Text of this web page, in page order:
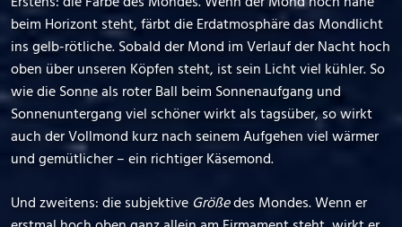
beim Horizont steht, färbt die Erdatmosphäre das Mondlicht
ins gelb-rötliche. Sobald der Mond im Verlauf der Nacht hoch
oben über unseren Köpfen steht, ist sein Licht viel kühler. So
wie die Sonne als roter Ball beim Sonnenaufgang und
Sonnenuntergang viel schöner wirkt als tagsüber, so wirkt
auch der Vollmond kurz nach seinem Aufgehen viel wärmer
und gemütlicher – ein richtiger Käsemond.
Und zweitens: die subjektive Größedes Mondes. Wenn er